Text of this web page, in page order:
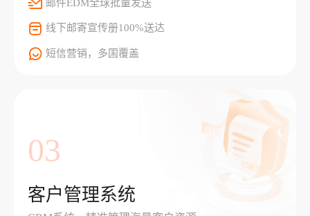
邮件EDM全球批量发送
线下邮寄宣传册100%送达
短信营销，多国覆盖
03
客户管理系统